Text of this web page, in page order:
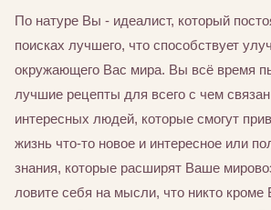
По натуре Вы - идеалист, который
поисках лучшего, что способствует
окружающего Вас мира. Вы всё время
лучшие рецепты для всего с чем
интересных людей, которые смогут
жизнь что-то новое и интересное или
знания, которые расширят Ваше
ловите себя на мысли, что никто кроме